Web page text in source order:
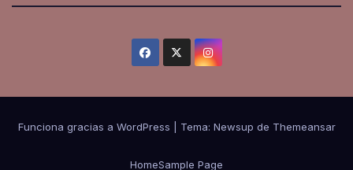
Funciona gracias a WordPress Tema: Newsup de Themeansar
HomeSample Page